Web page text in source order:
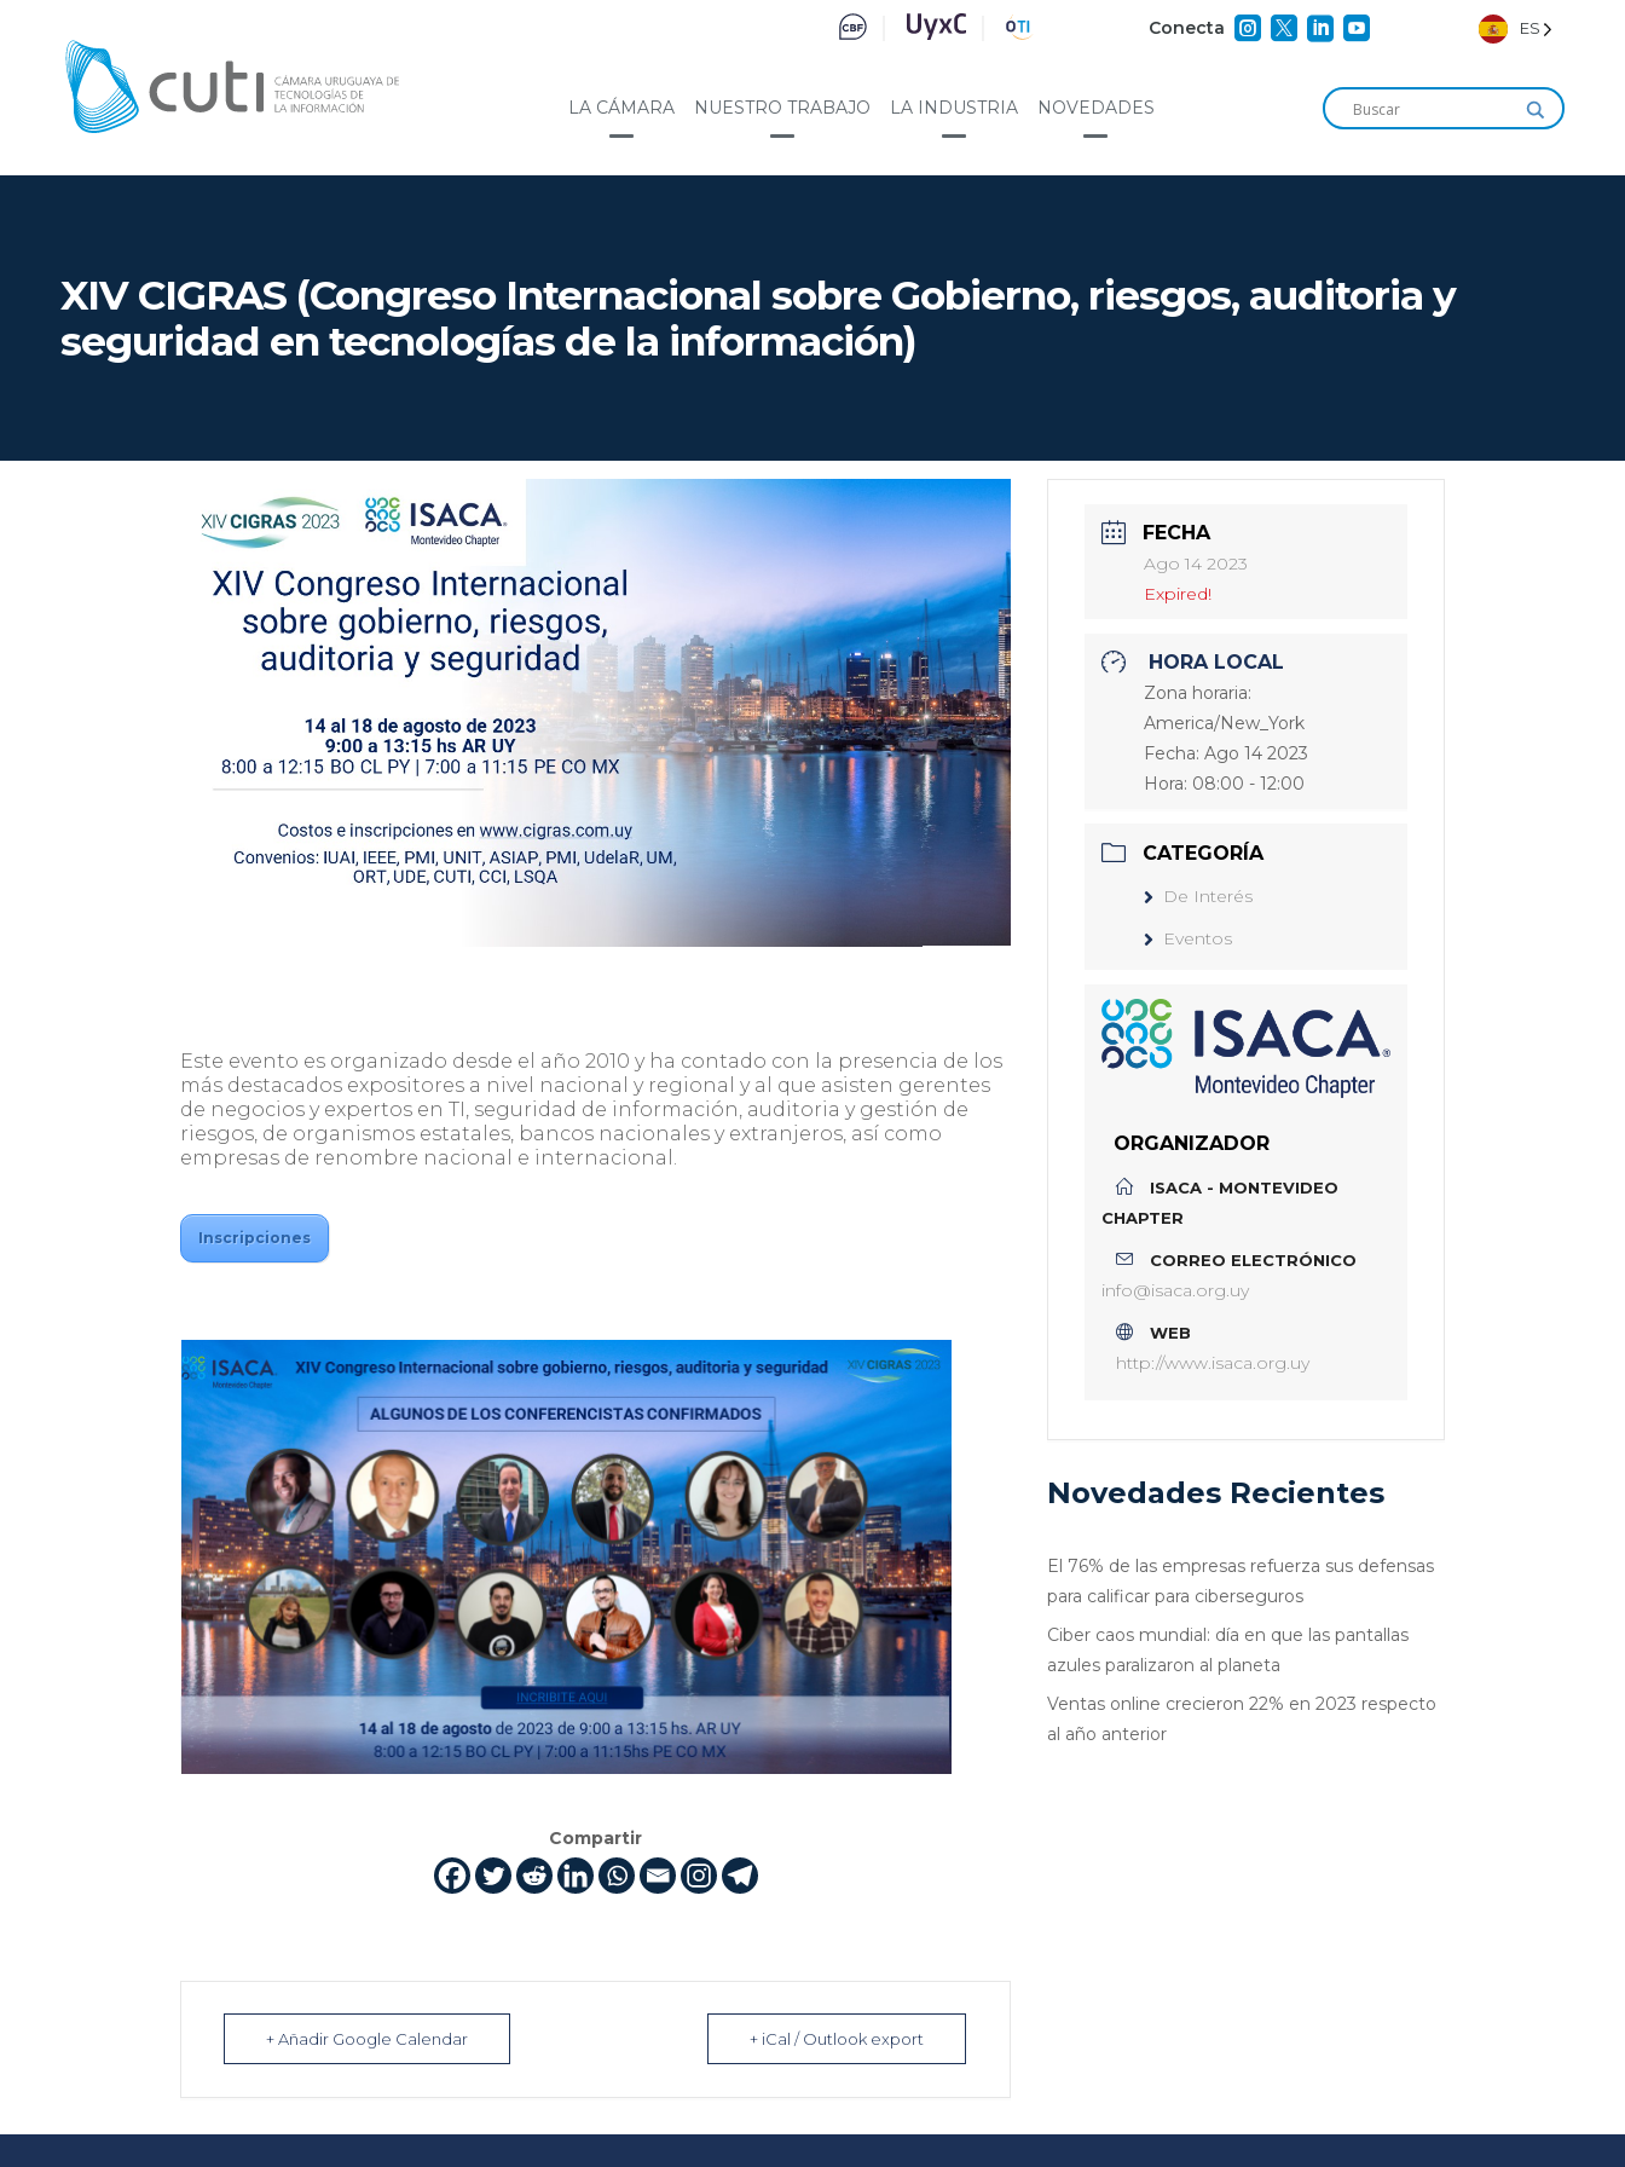
Conecta     ES
LA CÁMARA NUESTRO TRABAJO LA INDUSTRIA NOVEDADES
XIV CIGRAS (Congreso Internacional sobre Gobierno, riesgos, auditoria y
seguridad en tecnologías de la información)
Este evento es organizado desde el año 2010 y ha contado con la presencia de los
más destacados expositores a nivel nacional y regional y al que asisten gerentes
de negocios y expertos en TI, seguridad de información, auditoria y gestión de
riesgos, de organismos estatales, bancos nacionales y extranjeros, así como
empresas de renombre nacional e internacional.
Inscripciones
Compartir
+ Añadir Google Calendar + iCal / Outlook export
FECHA
Ago 14 2023
Expired!
HORA LOCAL
Zona horaria:
America/New_York
Fecha:Ago 14 2023
Hora: 08:00 - 12:00
CATEGORÍA
De Interés
Eventos
ORGANIZADOR
ISACA - MONTEVIDEO
CHAPTER
CORREO ELECTRÓNICO
info@isaca.org.uy
WEB
http://www.isaca.org.uy
Novedades Recientes
El 76% de las empresas refuerza sus defensas
para calificar para ciberseguros
Ciber caos mundial: día en que las pantallas
azules paralizaron al planeta
Ventas online crecieron 22% en 2023 respecto
al año anterior